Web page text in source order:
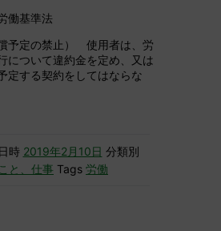
働基準法
予定の禁止） 使用者は、労
について違約金を定め、又は
定する契約をしてはならな
時 2019年2月10日 分類別
と、仕事 Tags 労働